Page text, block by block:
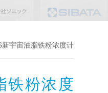
宇宙油脂铁粉浓度计
铁粉浓度